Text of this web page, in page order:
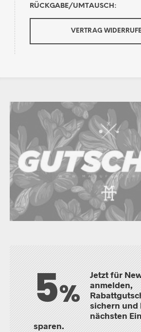
RÜCKGABE/UMTAUSCH:
VERTRAG
5%
Jetzt für
anmelden,
sichern und
nächsten
sparen.